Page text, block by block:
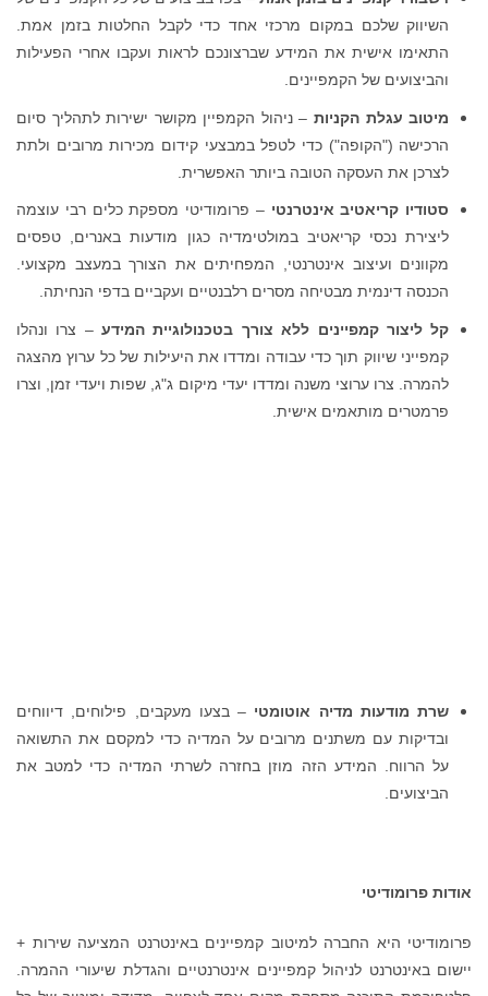
השיווק שלכם במקום מרכזי אחד כדי לקבל החלטות בזמן אמת.
התאימו אישית את המידע שברצונכם לראות ועקבו אחרי הפעילות
והביצועים של הקמפיינים.
מיטוב עגלת הקניות– ניהול הקמפיין מקושר ישירות לתהליך סיום
הרכישה ("הקופה") כדי לטפל במבצעי קידום מכירות מרובים ולתת
לצרכן את העסקה הטובה ביותר האפשרית.
סטודיו קריאטיב אינטרנטי– פרומודיטי מספקת כלים רבי עוצמה
ליצירת נכסי קריאטיב במולטימדיה כגון מודעות באנרים, טפסים
מקוונים ועיצוב אינטרנטי, המפחיתים את הצורך במעצב מקצועי.
הכנסה דינמית מבטיחה מסרים רלבנטיים ועקביים בדפי הנחיתה.
קל ליצור קמפיינים ללא צורך בטכנולוגיית המידע– צרו ונהלו
קמפייני שיווק תוך כדי עבודה ומדדו את היעילות של כל ערוץ מהצגה
להמרה. צרו ערוצי משנה ומדדו יעדי מיקום ג"ג, שפות ויעדי זמן, וצרו
פרמטרים מותאמים אישית.
שרת מודעות מדיה אוטומטי – בצעו מעקבים, פילוחים, דיווחים
ובדיקות עם משתנים מרובים על המדיה כדי למקסם את התשואה
על הרווח. המידע הזה מוזן בחזרה לשרתי המדיה כדי למטב את
הביצועים.
אודות פרומודיטי
פרומודיטי היא החברה למיטוב קמפיינים באינטרנט המציעה שירות +
יישום באינטרנט לניהול קמפיינים אינטרנטיים והגדלת שיעורי ההמרה.